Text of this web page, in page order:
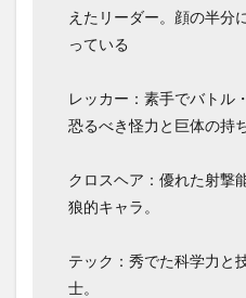
えたリーダー。顔の半分
っている
レッカー：素手でバトル
恐るべき怪力と巨体の持
クロスヘア：優れた射撃
狼的キャラ。
テック：秀でた科学力と
士。